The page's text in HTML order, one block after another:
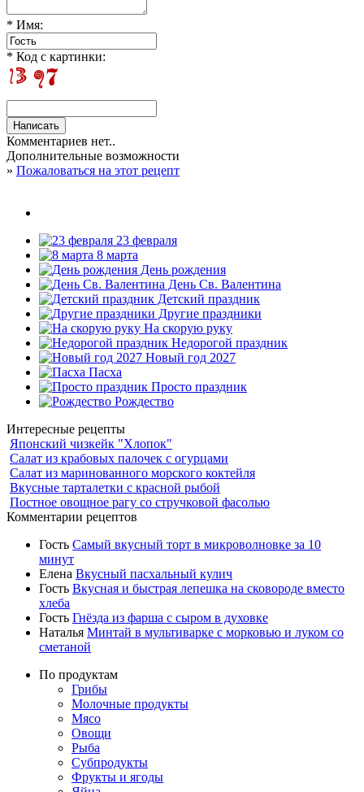
* Имя:
* Код с картинки:
Комментариев нет..
Дополнительные возможности
» Пожаловаться на этот рецепт
23 февраля
8 марта
День рождения
День Св. Валентина
Детский праздник
Другие праздники
На скорую руку
Недорогой праздник
Новый год 2027
Пасха
Просто праздник
Рождество
Интересные рецепты
Японский чизкейк "Хлопок"
Салат из крабовых палочек с огурцами
Салат из маринованного морского коктейля
Вкусные тарталетки с красной рыбой
Постное овощное рагу со стручковой фасолью
Комментарии рецептов
Гость Самый вкусный торт в микроволновке за 10
минут
Елена Вкусный пасхальный кулич
Гость Вкусная и быстрая лепешка на сковороде вместо
хлеба
Гость Гнёзда из фарша с сыром в духовке
Наталья Минтай в мультиварке с морковью и луком со
сметаной
По продуктам
Грибы
Молочные продукты
Мясо
Овощи
Рыба
Субпродукты
Фрукты и ягоды